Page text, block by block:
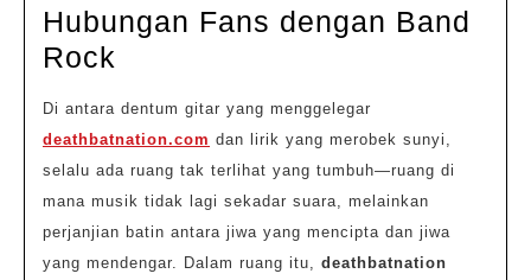
2026
Hubungan Fans dengan Band
Rock
Evolusi
Hubungan
Fans
dengan
Band
Di antara dentum gitar yang menggelegar
deathbatnation.com dan lirik yang merobek sunyi,
selalu ada ruang tak terlihat yang tumbuh—ruang di
mana musik tidak lagi sekadar suara, melainkan
perjanjian batin antara jiwa yang mencipta dan jiwa
yang mendengar. Dalam ruang itu, deathbatnation